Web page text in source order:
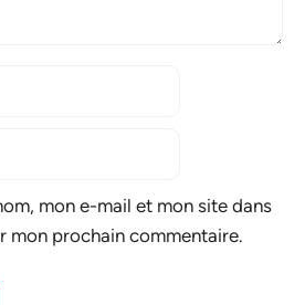
mon e-mail et mon site dans
mon prochain commentaire.